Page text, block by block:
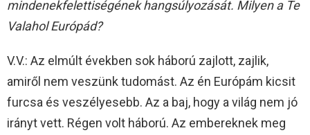
mindenekfelettiségének hangsúlyozását. Milyen a Te
Valahol Európád?
V.V.: Az elmúlt években sok háború zajlott, zajlik,
amiről nem veszünk tudomást. Az én Európám kicsit
furcsa és veszélyesebb. Az a baj, hogy a világ nem jó
irányt vett. Régen volt háború. Az embereknek meg